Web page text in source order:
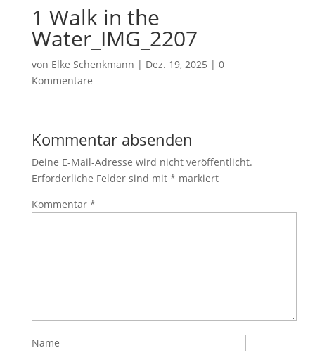
1 Walk in the
Water_IMG_2207
von Elke Schenkmann | Dez. 19, 2025 | 0
Kommentare
Kommentar absenden
Deine E-Mail-Adresse wird nicht veröffentlicht.
Erforderliche Felder sind mit * markiert
Kommentar *
Name